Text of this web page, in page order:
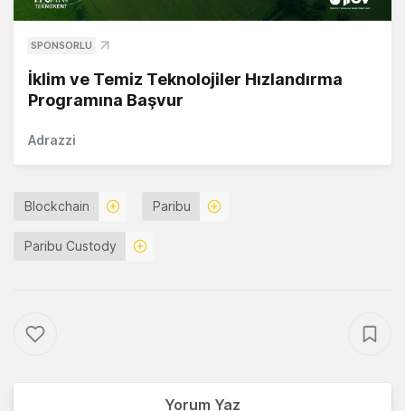
SPONSORLU
İklim ve Temiz Teknolojiler Hızlandırma
Programına Başvur
Adrazzi
Blockchain Paribu
Paribu Custody
Yorum Yaz